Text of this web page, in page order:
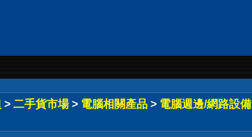
> 二手貨市場 > 電腦相關產品 > 電腦週邊/網路設備